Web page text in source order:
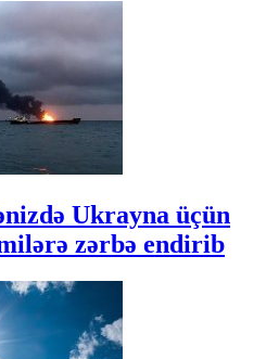
Ukrayna üçün
zərbə endirib